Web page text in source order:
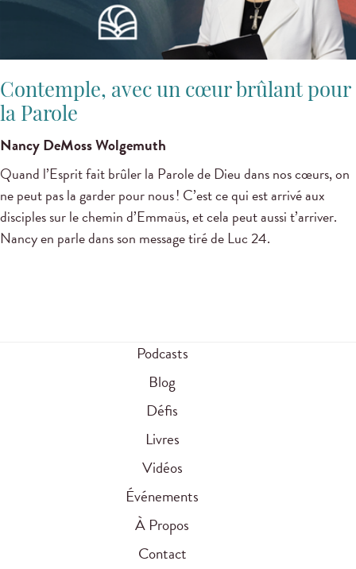
Contemple, avec un cœur brûlant pour
la Parole
Nancy DeMoss Wolgemuth
Quand l’Esprit fait brûler la Parole de Dieu dans nos cœurs, on
ne peut pas la garder pour nous ! C’est ce qui est arrivé aux
disciples sur le chemin d’Emmaüs, et cela peut aussi t’arriver.
Nancy en parle dans son message tiré de Luc 24.
Podcasts
Blog
Défis
Livres
Vidéos
Événements
À Propos
Contact